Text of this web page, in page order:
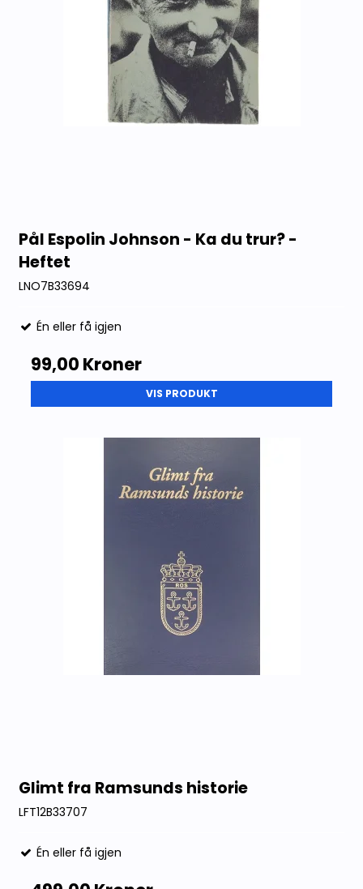
Pål Espolin Johnson - Ka du trur? -
Heftet
LNO7B33694
Én eller få igjen
99,00 Kroner
VIS PRODUKT
Glimt fra Ramsunds historie
LFT12B33707
Én eller få igjen